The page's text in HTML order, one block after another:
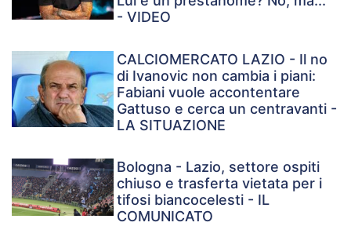
- VIDEO
CALCIOMERCATO LAZIO - Il no
di Ivanovic non cambia i piani:
Fabiani vuole accontentare
Gattuso e cerca un centravanti -
LA SITUAZIONE
Bologna - Lazio, settore ospiti
chiuso e trasferta vietata per i
tifosi biancocelesti - IL
COMUNICATO